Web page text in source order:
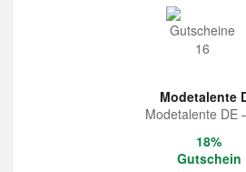
Modetalente
Modetalente DE
18%
Gutschein